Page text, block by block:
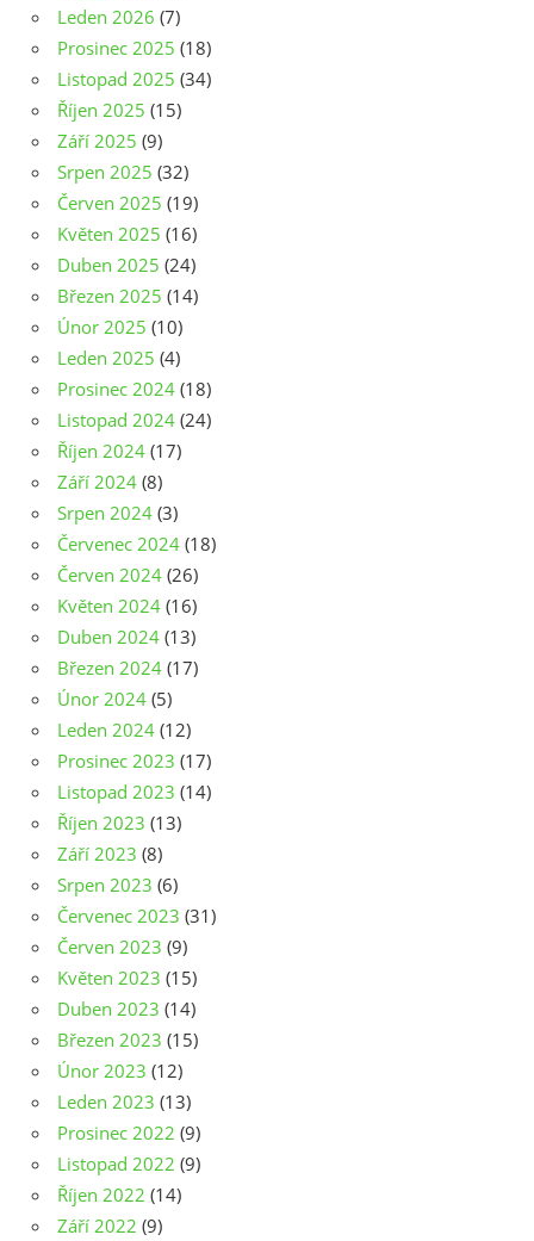
Leden 2026 (7)
Prosinec 2025 (18)
Listopad 2025 (34)
Říjen 2025 (15)
Září 2025 (9)
Srpen 2025 (32)
Červen 2025 (19)
Květen 2025 (16)
Duben 2025 (24)
Březen 2025 (14)
Únor 2025 (10)
Leden 2025 (4)
Prosinec 2024 (18)
Listopad 2024 (24)
Říjen 2024 (17)
Září 2024 (8)
Srpen 2024 (3)
Červenec 2024 (18)
Červen 2024 (26)
Květen 2024 (16)
Duben 2024 (13)
Březen 2024 (17)
Únor 2024 (5)
Leden 2024 (12)
Prosinec 2023 (17)
Listopad 2023 (14)
Říjen 2023 (13)
Září 2023 (8)
Srpen 2023 (6)
Červenec 2023 (31)
Červen 2023 (9)
Květen 2023 (15)
Duben 2023 (14)
Březen 2023 (15)
Únor 2023 (12)
Leden 2023 (13)
Prosinec 2022 (9)
Listopad 2022 (9)
Říjen 2022 (14)
Září 2022 (9)